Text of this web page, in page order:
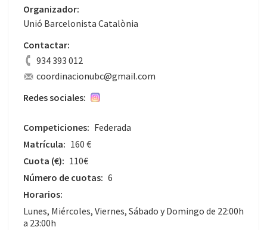
Organizador:
Unió Barcelonista Catalònia
Contactar:
934 393 012
coordinacionubc@gmail.com
Redes sociales:
Competiciones: Federada
Matrícula: 160 €
Cuota (€): 110€
Número de cuotas: 6
Horarios:
Lunes, Miércoles, Viernes, Sábado y Domingo de 22:00h
a 23:00h